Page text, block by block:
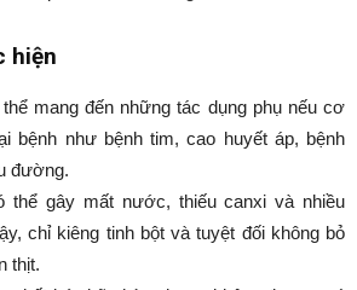
hiện
mang đến những tác dụng phụ nếu cơ
bệnh như bệnh tim, cao huyết áp, bệnh
đường.
thể gây mất nước, thiếu canxi và nhiều
chỉ kiêng tinh bột và tuyệt đối không bỏ
thịt.